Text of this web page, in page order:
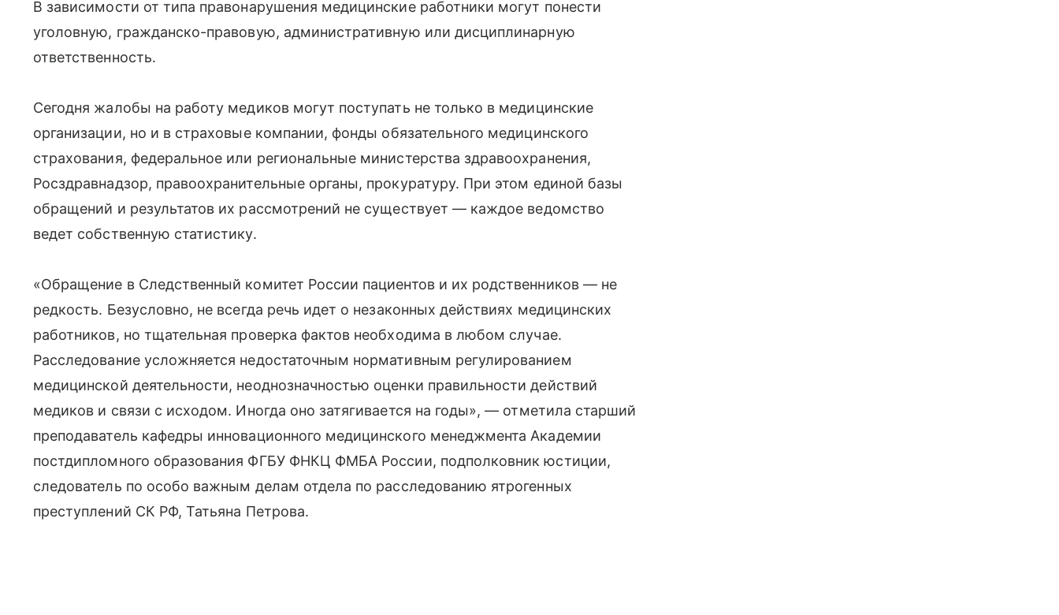
В зависимости от типа правонарушения медицинские работники могут понести
уголовную, гражданско-правовую, административную или дисциплинарную
ответственность.
Сегодня жалобы на работу медиков могут поступать не только в медицинские
организации, но и в страховые компании, фонды обязательного медицинского
страхования, федеральное или региональные министерства здравоохранения,
Росздравнадзор, правоохранительные органы, прокуратуру. При этом единой базы
обращений и результатов их рассмотрений не существует — каждое ведомство
ведет собственную статистику.
«Обращение в Следственный комитет России пациентов и их родственников — не
редкость. Безусловно, не всегда речь идет о незаконных действиях медицинских
работников, но тщательная проверка фактов необходима в любом случае.
Расследование усложняется недостаточным нормативным регулированием
медицинской деятельности, неоднозначностью оценки правильности действий
медиков и связи с исходом. Иногда оно затягивается на годы», — отметила старший
преподаватель кафедры инновационного медицинского менеджмента Академии
постдипломного образования ФГБУ ФНКЦ ФМБА России, подполковник юстиции,
следователь по особо важным делам отдела по расследованию ятрогенных
преступлений СК РФ, Татьяна Петрова.